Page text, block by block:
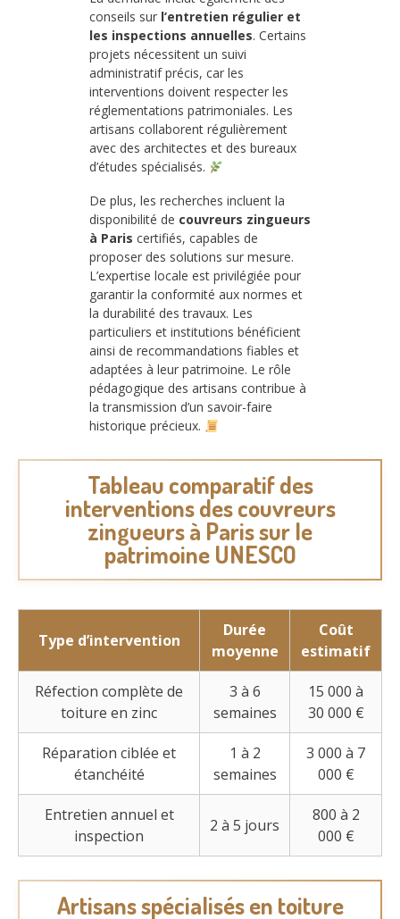
conseils sur l’entretien régulier et
les inspections annuelles. Certains
projets nécessitent un suivi
administratif précis, car les
interventions doivent respecter les
réglementations patrimoniales. Les
artisans collaborent régulièrement
avec des architectes et des bureaux
d’études spécialisés.
De plus, les recherches incluent la
disponibilité de couvreurs zingueurs
à Paris certifiés, capables de
proposer des solutions sur mesure.
L’expertise locale est privilégiée pour
garantir la conformité aux normes et
la durabilité des travaux. Les
particuliers et institutions bénéficient
ainsi de recommandations fiables et
adaptées à leur patrimoine. Le rôle
pédagogique des artisans contribue à
la transmission d’un savoir-faire
historique précieux.
Tableau comparatif des
interventions des couvreurs
zingueurs à Paris sur le
patrimoine UNESCO
Type d’intervention
Durée
moyenne
Coût
estimatif
Réfection complète de
toiture en zinc
3 à 6
semaines
15 000 à
30 000 €
Réparation ciblée et
étanchéité
1 à 2
semaines
3 000 à 7
000 €
Entretien annuel et
inspection
2 à 5 jours
800 à 2
000 €
Artisans spécialisés en toiture